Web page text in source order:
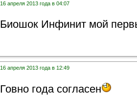
16 апреля 2013 года в 04:07
Биошок Инфинит мой
16 апреля 2013 года в 12:49
Говно года согласен